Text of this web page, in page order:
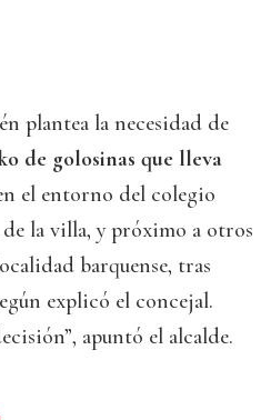
plantea la necesidad de
de golosinas que lleva
el entorno del colegio
la villa, y próximo a otros
barquense, tras
explicó el concejal.
apuntó el alcalde.